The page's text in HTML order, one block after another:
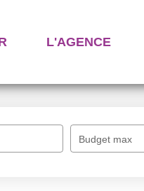
L'AGENCE
Budget max